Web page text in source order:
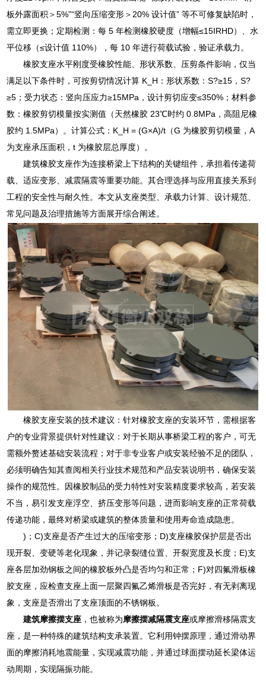
板外露面积＞5%”“竖向压缩变形＞20% 设计值” 等不可修复缺陷时，
需立即更换；定期检测：每 5 年检测橡胶硬度（增幅≤15IRHD）、水
平位移（≤设计值 110%），每 10 年进行荷载试验，验证承载力。
橡胶支座水平刚度受橡胶性能、形状系数、压剪条件影响，仅当
满足以下条件时，可按剪切情况计算 K_H：形状系数：S?≥15，S?
≥5；受力状态：竖向压应力≥15MPa，设计剪切应变≤350%；材料参
数：橡胶剪切模量按实测值（天然橡胶 23℃时约 0.8MPa，高阻尼橡
胶约 1.5MPa）。计算公式：K_H = (G×A)/t（G 为橡胶剪切模量，A
为支座承压面积，t 为橡胶层总厚度）。
建筑橡胶支座作为连接桥梁上下结构的关键组件，承担着传递荷
载、适应变形、减震隔震等重要功能。其合理选择与应用直接关系到
工程的安全性与耐久性。本文从支座类型、承载力计算、设计规范、
常见问题及治理措施等方面展开综合阐述。
橡胶支座安装的技术建议：针对橡胶支座的安装环节，需根据客
户的专业背景提供针对性建议：对于长期从事桥梁工程的客户，可无
需额外赘述基础安装流程；对于非专业客户或安装经验不足的团队，
必须明确告知其查阅相关行业技术规范和产品安装说明书，确保安装
操作的规范性。因橡胶制品的受力特性对安装精度要求较高，若安装
不当，易引发支座浮空、挤压变形等问题，进而影响支座的正常荷载
传递功能，最终对桥梁或建筑的整体质量和使用寿命造成隐患。
)；C)支座是否产生过大的压缩变形；D)支座橡胶保护层是否出
现开裂、变硬等老化现象，并记录裂缝位置、开裂宽度及长度；E)支
座各层加劲钢板之间的橡胶板外凸是否均匀和正常；F)对四氟滑板橡
胶支座，应检查支座上面一层聚四氟乙烯滑板是否完好，有无剥离现
象，支座是否滑出了支座顶面的不锈钢板。
建筑摩擦摆支座 ，也被称为摩擦摆减隔震支座或摩擦滑移隔震支
座，是一种特殊的建筑结构支承装置。它利用钟摆原理，通过滑动界
面的摩擦消耗地震能量，实现减震功能，并通过球面摆动延长梁体运
动周期，实现隔振功能。